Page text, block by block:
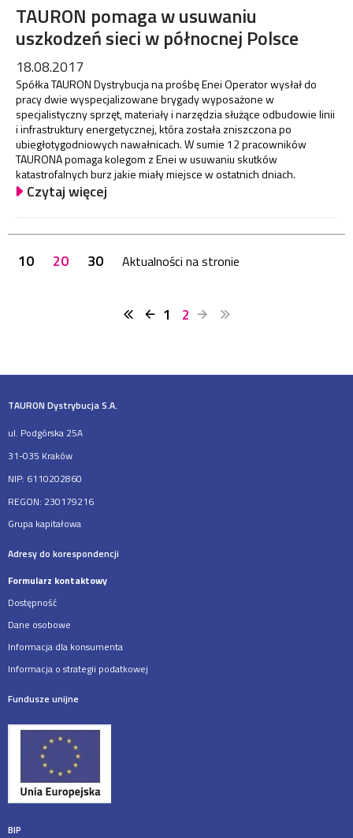
TAURON pomaga w usuwaniu
uszkodzeń sieci w północnej Polsce
18.08.2017
Spółka TAURON Dystrybucja na prośbę Enei Operator wysłał do
pracy dwie wyspecjalizowane brygady wyposażone w
specjalistyczny sprzęt, materiały i narzędzia służące odbudowie linii
i infrastruktury energetycznej, która została zniszczona po
ubiegłotygodniowych nawałnicach. W sumie 12 pracowników
TAURONA pomaga kolegom z Enei w usuwaniu skutków
katastrofalnych burz jakie miały miejsce w ostatnich dniach.
Czytaj więcej
10 20 30 Aktualności na stronie
1 2
TAURON Dystrybucja S.A.
ul. Podgórska 25A
31-035 Kraków
NIP: 6110202860
REGON: 230179216
Grupa kapitałowa
Adresy do korespondencji
Formularz kontaktowy
Dostępność
Dane osobowe
Informacja dla konsumenta
Informacja o strategii podatkowej
Fundusze unijne
BIP